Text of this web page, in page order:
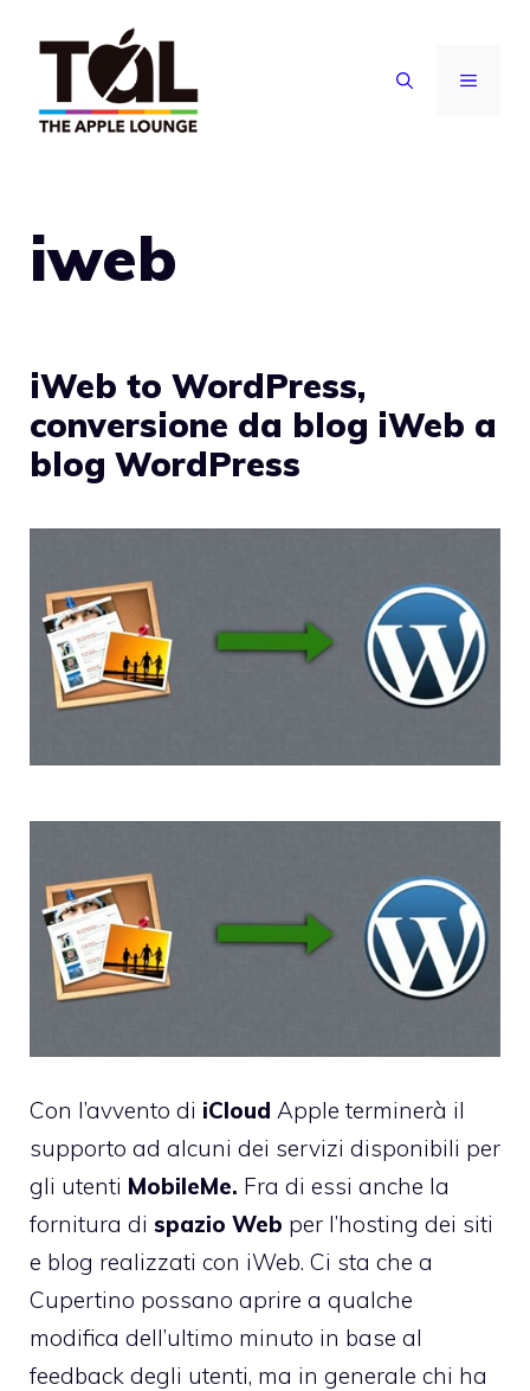
contenuto
MENU
iweb
iWeb to WordPress,
conversione da blog iWeb a
blog WordPress
Con l’avvento di iCloud Apple terminerà il
supporto ad alcuni dei servizi disponibili per
gli utenti MobileMe. Fra di essi anche la
fornitura di spazio Web per l’hosting dei siti
e blog realizzati con iWeb. Ci sta che a
Cupertino possano aprire a qualche
modifica dell’ultimo minuto in base al
feedback degli utenti, ma in generale chi ha